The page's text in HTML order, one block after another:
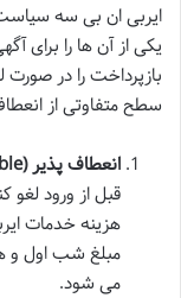
ایربی ان بی سه سیاست
یکی از آن ها را برای
بازپرداخت را در
سطح متفاوتی از
انعطاف پذیر (Flexible):
قبل از ورود لغو
مبلغ شب اول و
می شود.